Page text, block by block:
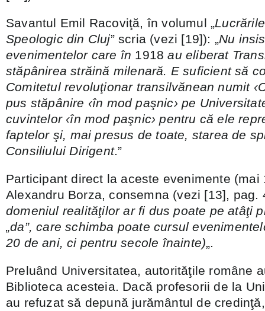
Savantul Emil Racoviţă, în volumul „
Speologic din Cluj” scria (vezi [19]): „Nu
evenimentelor care în 1918 au eliberat
stăpânirea străină milenară. E suficient să
Comitetul revoluţionar transilvănean numit
pus stăpânire ‹în mod paşnic› pe
cuvintelor ‹în mod paşnic› pentru că ele
faptelor şi, mai presus de toate, starea de
Consiliului Dirigent.”
Participant direct la aceste evenimente (mai
Alexandru Borza, consemna (vezi [13], pag.
domeniul realităţilor ar fi dus poate pe atâţi
„da”, care schimba poate cursul
20 de ani, ci pentru secole înainte)„.
Preluând Universitatea, autorităţile române
Biblioteca acesteia. Dacă profesorii de la
au refuzat să depună jurământul de